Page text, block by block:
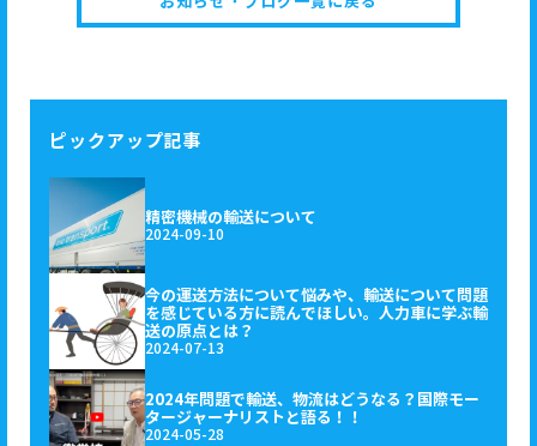
ピックアップ記事
精密機械の輸送について
2024-09-10
今の運送方法について悩みや、輸送について問題
を感じている方に読んでほしい。人力車に学ぶ輸
送の原点とは？
2024-07-13
2024年問題で輸送、物流はどうなる？国際モー
タージャーナリストと語る！！
2024-05-28